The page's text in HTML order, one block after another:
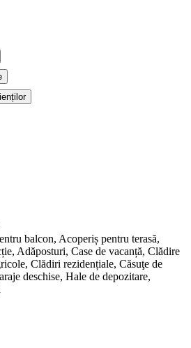
balcon, Acoperiș pentru terasă,
Adăposturi, Case de vacanță, Clădire
Clădiri rezidențiale, Căsuţe de
deschise, Hale de depozitare,